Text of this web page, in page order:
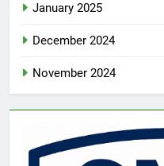
January 2025
December 2024
November 2024